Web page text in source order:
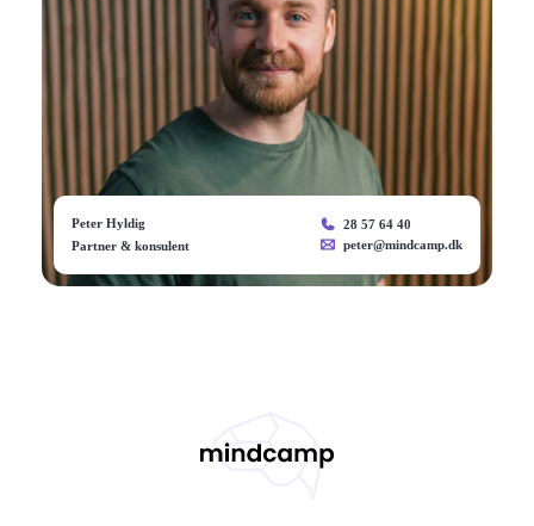
Peter Hyldig
Partner & konsulent
28 57 64 40
peter@mindcamp.dk